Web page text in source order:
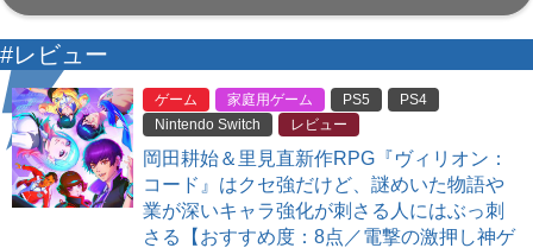
#レビュー
ゲーム 家庭用ゲーム PS5
PS4
Nintendo Switch
レビュー
岡田耕始＆里見直新作RPG『ヴィリオン：
コード』はクセ強だけど、謎めいた物語や
業が深いキャラ強化が刺さる人にはぶっ刺
さる【おすすめ度：8点／電撃の激押し神ゲ